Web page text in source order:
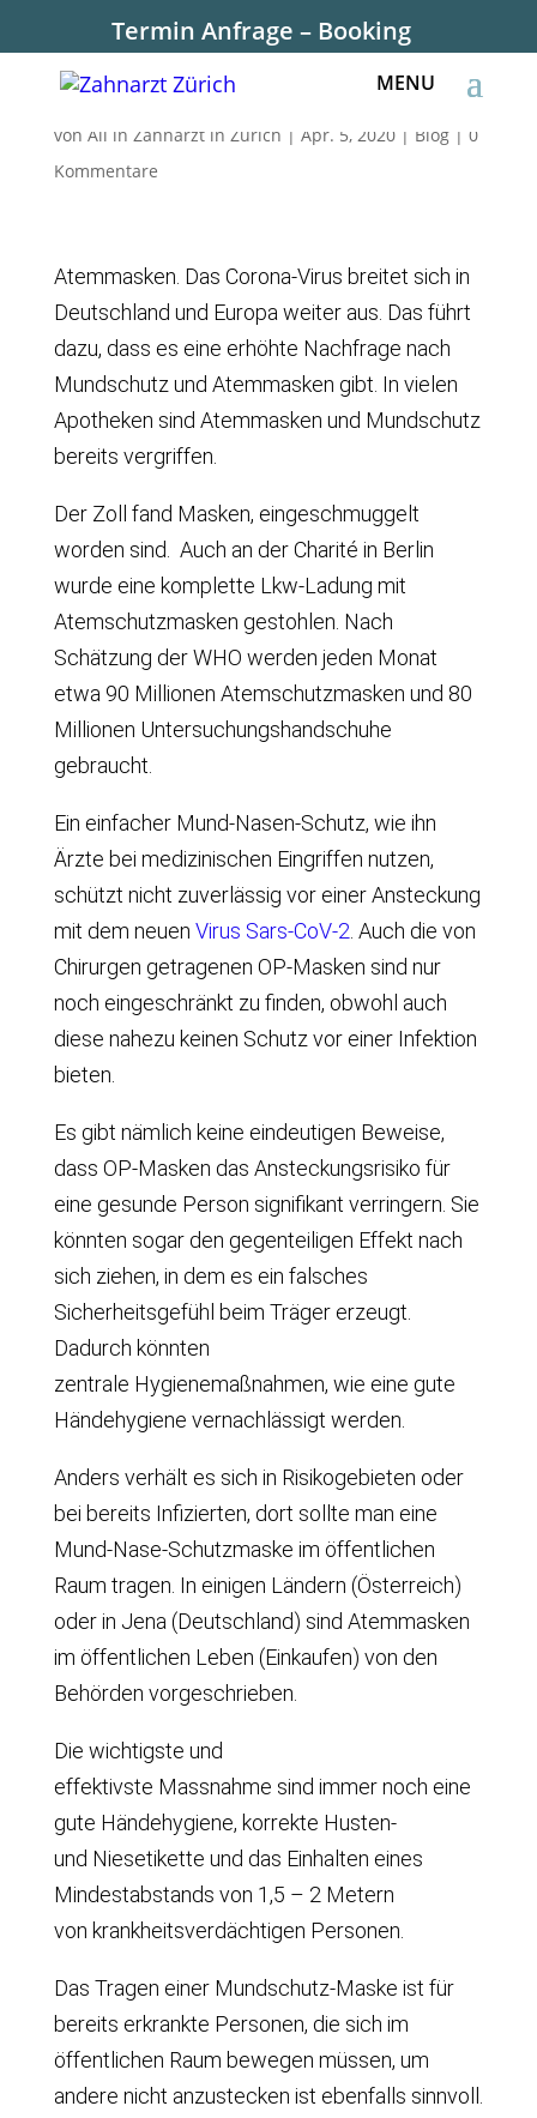
Termin Anfrage – Booking
Atemmasken
von All in Zahnarzt in Zürich | Apr. 5, 2020| Blog| 0
Kommentare
Atemmasken. Das Corona-Virus breitet sich in
Deutschland und Europa weiter aus. Das führt
dazu, dass es eine erhöhte Nachfrage nach
Mundschutz und Atemmasken gibt. In vielen
Apotheken sind Atemmasken und Mundschutz
bereits vergriffen.
Der Zoll fand Masken, eingeschmuggelt
worden sind. Auch an der Charité in Berlin
wurde eine komplette Lkw-Ladung mit
Atemschutzmasken gestohlen. Nach
Schätzung der WHO werden jeden Monat
etwa 90 Millionen Atemschutzmasken und 80
Millionen Untersuchungshandschuhe
gebraucht.
Ein einfacher Mund-Nasen-Schutz, wie ihn
Ärzte bei medizinischen Eingriffen nutzen,
schützt nicht zuverlässig vor einer Ansteckung
mit dem neuen Virus Sars-CoV-2 . Auch die von
Chirurgen getragenen OP-Masken sind nur
noch eingeschränkt zu finden, obwohl auch
diese nahezu keinen Schutz vor einer Infektion
bieten.
Es gibt nämlich keine eindeutigen Beweise,
dass OP-Masken das Ansteckungsrisiko für
eine gesunde Person signifikant verringern. Sie
könnten sogar den gegenteiligen Effekt nach
sich ziehen, in dem es ein falsches
Sicherheitsgefühl beim Träger erzeugt.
Dadurch könnten
zentrale Hygienemaßnahmen, wie eine gute
Händehygiene vernachlässigt werden.
Anders verhält es sich in Risikogebieten oder
bei bereits Infizierten, dort sollte man eine
Mund-Nase-Schutzmaske im öffentlichen
Raum tragen. In einigen Ländern (Österreich)
oder in Jena (Deutschland) sind Atemmasken
im öffentlichen Leben (Einkaufen) von den
Behörden vorgeschrieben.
Die wichtigste und
effektivste Massnahme sind immer noch eine
gute Händehygiene, korrekte Husten-
und Niesetikette und das Einhalten eines
Mindestabstands von 1,5 – 2 Metern
von krankheitsverdächtigen Personen.
Das Tragen einer Mundschutz-Maske ist für
bereits erkrankte Personen, die sich im
öffentlichen Raum bewegen müssen, um
andere nicht anzustecken ist ebenfalls sinnvoll.